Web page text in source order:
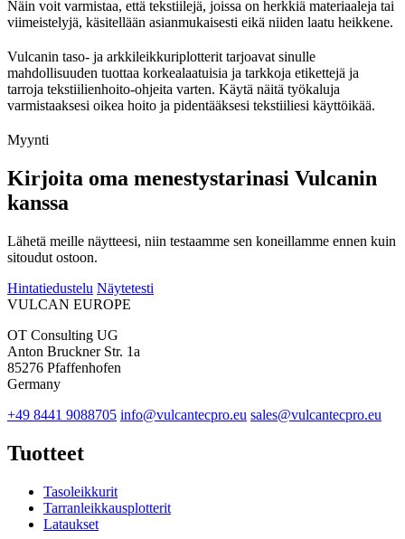
Näin voit varmistaa, että tekstiilejä, joissa on herkkiä materiaaleja tai
viimeistelyjä, käsitellään asianmukaisesti eikä niiden laatu heikkene.
Vulcanin taso- ja arkkileikkuriplotterit tarjoavat sinulle
mahdollisuuden tuottaa korkealaatuisia ja tarkkoja etikettejä ja
tarroja tekstiilienhoito-ohjeita varten. Käytä näitä työkaluja
varmistaaksesi oikea hoito ja pidentääksesi tekstiiliesi käyttöikää.
Myynti
Kirjoita oma menestystarinasi Vulcanin
kanssa
Lähetä meille näytteesi, niin testaamme sen koneillamme ennen kuin
sitoudut ostoon.
Hintatiedustelu Näytetesti
VULCAN EUROPE
OT Consulting UG
Anton Bruckner Str. 1a
85276 Pfaffenhofen
Germany
+49 8441 9088705 info@vulcantecpro.eu sales@vulcantecpro.eu
Tuotteet
Tasoleikkurit
Tarranleikkausplotterit
Lataukset